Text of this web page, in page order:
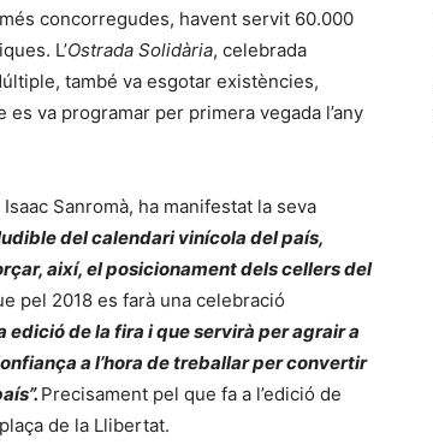
concorregudes, havent servit 60.000
L’Ostrada Solidària, celebrada
també va esgotar existències,
va programar per primera vegada l’any
Sanromà, ha manifestat la seva
del calendari vinícola del país,
així, el posicionament dels cellers del
pel 2018 es farà una celebració
edició de la fira i que servirà per agrair a
a l’hora de treballar per convertir
Precisament pel que fa a l’edició de
de la Llibertat.